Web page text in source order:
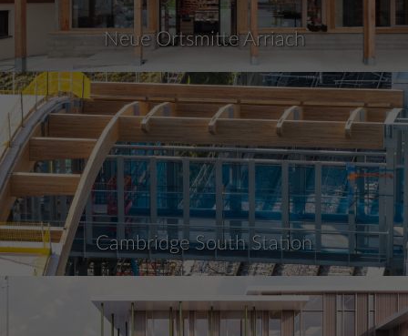
Neue Ortsmitte Arriach
Cambridge South Station